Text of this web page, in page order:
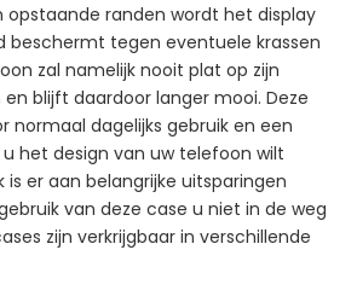
opstaande randen wordt het display
beschermt tegen eventuele krassen
zal namelijk nooit plat op zijn
blijft daardoor langer mooi. Deze
normaal dagelijks gebruik en een
het design van uw telefoon wilt
is er aan belangrijke uitsparingen
van deze case u niet in de weg
zijn verkrijgbaar in verschillende